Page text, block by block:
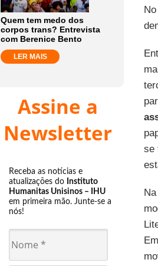
Quem tem medo dos
corpos trans? Entrevista
com Berenice Bento
LER MAIS
Assine a
Newsletter
Receba as notícias e
atualizações do Instituto
Humanitas Unisinos – IHU
em primeira mão. Junte-se a
nós!
se